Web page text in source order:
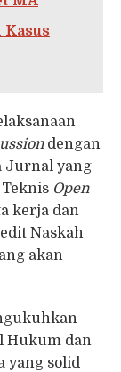
dengan
Jurnal yang
Open
kerja dan
Naskah
akan
Hukum dan
yang solid